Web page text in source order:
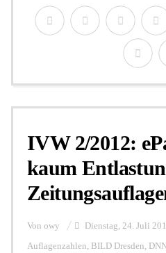
IVW 2/2012:
kaum
Von owy Dienstag, 24. Juli
Auflagenzahlen, BILD Dresden,